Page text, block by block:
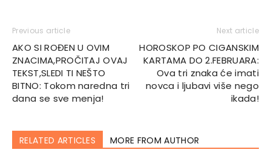
Previous article
AKO SI ROĐEN U OVIM
ZNACIMA,PROČITAJ OVAJ
TEKST,SLEDI TI NEŠTO
BITNO: Tokom naredna tri
dana se sve menja!
Next article
HOROSKOP PO CIGANSKIM
KARTAMA DO 2.FEBRUARA:
Ova tri znaka će imati
novca i ljubavi više nego
ikada!
RELATED ARTICLES MORE FROM AUTHOR